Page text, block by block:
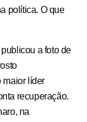
política. O que
a foto de
maior líder
recuperação.
na